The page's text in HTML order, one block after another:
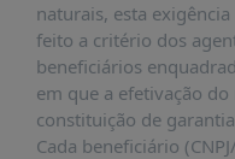
CONTATO
naturais, esta
feito a critério dos
beneficiários
em que a efetivação
constituição de
Cada beneficiário